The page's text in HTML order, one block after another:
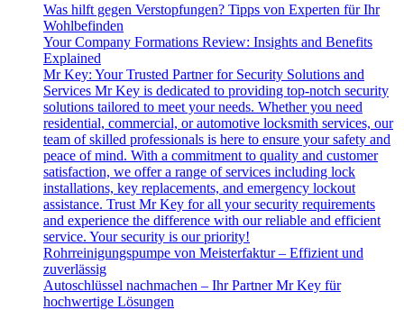
Was hilft gegen Verstopfungen? Tipps von Experten für Ihr
Wohlbefinden
Your Company Formations Review: Insights and Benefits
Explained
Mr Key: Your Trusted Partner for Security Solutions and
Services Mr Key is dedicated to providing top-notch security
solutions tailored to meet your needs. Whether you need
residential, commercial, or automotive locksmith services, our
team of skilled professionals is here to ensure your safety and
peace of mind. With a commitment to quality and customer
satisfaction, we offer a range of services including lock
installations, key replacements, and emergency lockout
assistance. Trust Mr Key for all your security requirements
and experience the difference with our reliable and efficient
service. Your security is our priority!
Rohrreinigungspumpe von Meisterfaktur – Effizient und
zuverlässig
Autoschlüssel nachmachen – Ihr Partner Mr Key für
hochwertige Lösungen